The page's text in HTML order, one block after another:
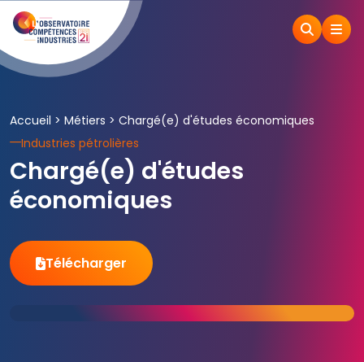
Accueil > Métiers > Chargé(e) d'études économiques
Industries pétrolières
Chargé(e) d'études
économiques
Télécharger